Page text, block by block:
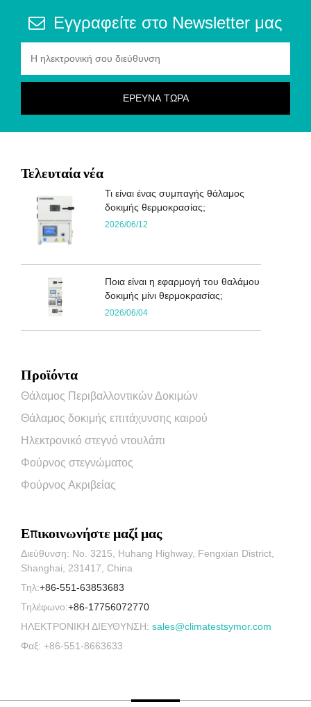
Εγγραφείτε στο Newsletter μας
Τελευταία νέα
Τι είναι ένας συμπαγής θάλαμος
δοκιμής θερμοκρασίας;
2026/06/12
Ποια είναι η εφαρμογή του θαλάμου
δοκιμής μίνι θερμοκρασίας;
2026/06/04
Προϊόντα
Θάλαμος Περιβαλλοντικών Δοκιμών
Θάλαμος δοκιμής επιτάχυνσης καιρού
Ηλεκτρονικό στεγνό ντουλάπι
Φούρνος στεγνώματος
Φούρνος Ακριβείας
Επικοινωνήστε μαζί μας
Διεύθυνση: No. 3215, Huhang Highway, Fengxian District,
Shanghai, 231417, China
Τηλ:+86-551-63853683
Τηλέφωνο:+86-17756072770
ΗΛΕΚΤΡΟΝΙΚΗ ΔΙΕΥΘΥΝΣΗ: sales@climatestsymor.com
Φαξ: +86-551-8663633